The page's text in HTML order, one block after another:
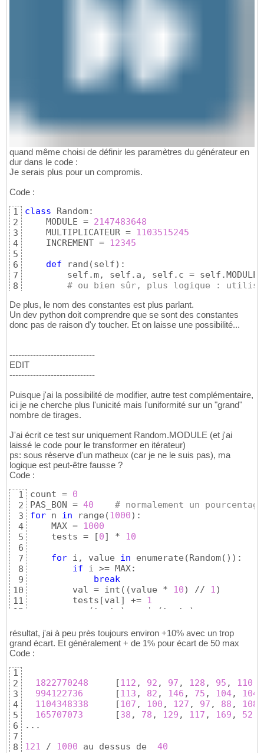
quand même choisi de définir les paramètres du générateur en
dur dans le code :
Je serais plus pour un compromis.
Code :
1
2
3
4
5
6
7
8
class Random:
    MODULE =
2147483648
    MULTIPLICATEUR =
1103515245
    INCREMENT =
12345
def rand (self) :
self.m, self.a, self.c =
# ou bien sûr, plus logique :
De plus, le nom des constantes est plus parlant.
Un dev python doit comprendre que se sont des constantes
donc pas de raison d'y toucher. Et on laisse une possibilité...
-----------------------------
EDIT
-----------------------------
Puisque j'ai la possibilité de modifier, autre test complémentaire,
ici je ne cherche plus l'unicité mais l'uniformité sur un "grand"
nombre de tirages.
J'ai écrit ce test sur uniquement Random.MODULE (et j'ai
laissé le code pour le transformer en itérateur)
ps: sous réserve d'un matheux (car je ne le suis pas), ma
logique est peut-être fausse ?
Code :
1
2
3
4
5
6
7
8
9
10
11
12
14
15
16
17
count = 0
PAS_BON = 40
# normalement un pourcentage
for n in range (1000) :
    MAX =
1000
    tests =
[0] * 10
for i, value in enumerate (Random( ) ) :
if i >= MAX:
break
        val = int
( (value * 10) // 1)
        tests
[val] += 1
( tests ) - min ( tests
)
        count +=
1
print(f"  {Random.MODULE:<14}
    Random.MODULE = random.randint
résultat, j'ai à peu près toujours environ +10% avec un trop
grand écart. Et généralement + de 1% pour écart de 50 max
Code :
1
2
3
4
5
6
7
8
1822770248 [112 , 92 , 97 , 128 , 95 , 110
994122736
[113 , 82 , 146 , 75 , 104, 104
1104348338
[107 , 100 , 127 , 97 , 88 , 108
165707073
[38 , 78 , 129 , 117 , 169 , 52
...
121 / 1000 au dessus de 40